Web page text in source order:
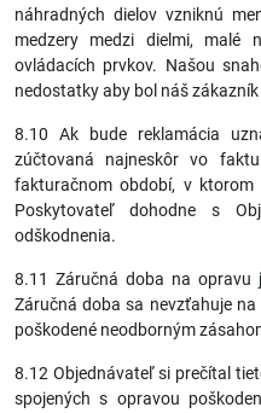
náhradných dielov vzniknú
medzery medzi dielmi, malé
ovládacích prvkov. Našou
nedostatky aby bol náš
8.10 Ak bude reklamácia
zúčtovaná najneskôr vo
fakturačnom období, v ktorom
Poskytovateľ dohodne s
odškodnenia.
8.11 Záručná doba na opravu
Záručná doba sa nevzťahuje
poškodené neodborným
8.12 Objednávateľ si prečítal
spojených s opravou